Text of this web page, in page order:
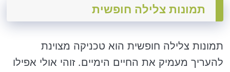
תמונות צלילה חופשית
תמונות צלילה חופשית הוא טכניקה מצוינת
להעריך מעמיק את החיים הימיים. זוהי אולי אפילו